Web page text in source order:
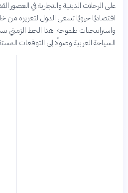
على الرحلات الدينية والتجارية في العصور
اقتصاديًا حيويًا تسعى الدول لتعزيزه
واستراتيجيات طموحة. هذا الخط الزمني
السياحة العربية وصولًا إلى التوقعات